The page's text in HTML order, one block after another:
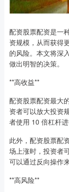
配资股票配资是一
资规模，从而获得
的风险。本文将深
做出明智的决策。
**高收益**
配资股票配资最大
资者可以放大投资
者使用 10 倍杠杆
此外，配资股票配
场上涨时，投资者
可以通过反向操作
**高风险**